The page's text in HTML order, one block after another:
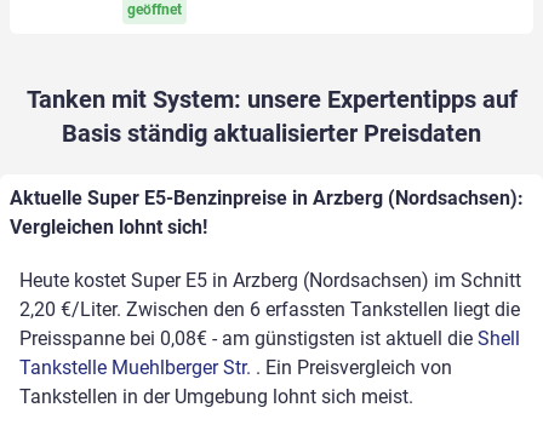
geöffnet
Tanken mit System: unsere Expertentipps auf
Basis ständig aktualisierter Preisdaten
Aktuelle Super E5-Benzinpreise in Arzberg (Nordsachsen):
Vergleichen lohnt sich!
Heute kostet Super E5 in Arzberg (Nordsachsen) im Schnitt
2,20 €/Liter. Zwischen den 6 erfassten Tankstellen liegt die
Preisspanne bei 0,08€ - am günstigsten ist aktuell die Shell
Tankstelle Muehlberger Str. . Ein Preisvergleich von
Tankstellen in der Umgebung lohnt sich meist.